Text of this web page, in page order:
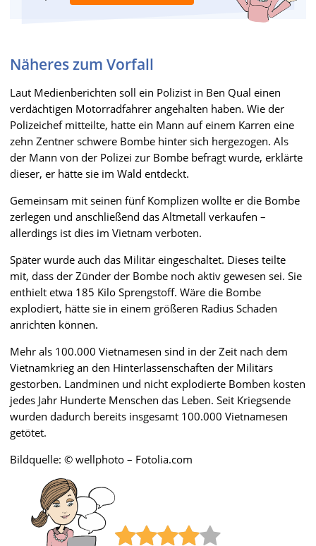
Näheres zum Vorfall
Laut Medienberichten soll ein Polizist in Ben Qual einen
verdächtigen Motorradfahrer angehalten haben. Wie der
Polizeichef mitteilte, hatte ein Mann auf einem Karren eine
zehn Zentner schwere Bombe hinter sich hergezogen. Als
der Mann von der Polizei zur Bombe befragt wurde, erklärte
dieser, er hätte sie im Wald entdeckt.
Gemeinsam mit seinen fünf Komplizen wollte er die Bombe
zerlegen und anschließend das Altmetall verkaufen –
allerdings ist dies im Vietnam verboten.
Später wurde auch das Militär eingeschaltet. Dieses teilte
mit, dass der Zünder der Bombe noch aktiv gewesen sei. Sie
enthielt etwa 185 Kilo Sprengstoff. Wäre die Bombe
explodiert, hätte sie in einem größeren Radius Schaden
anrichten können.
Mehr als 100.000 Vietnamesen sind in der Zeit nach dem
Vietnamkrieg an den Hinterlassenschaften der Militärs
gestorben. Landminen und nicht explodierte Bomben kosten
jedes Jahr Hunderte Menschen das Leben. Seit Kriegsende
wurden dadurch bereits insgesamt 100.000 Vietnamesen
getötet.
Bildquelle: © wellphoto – Fotolia.com